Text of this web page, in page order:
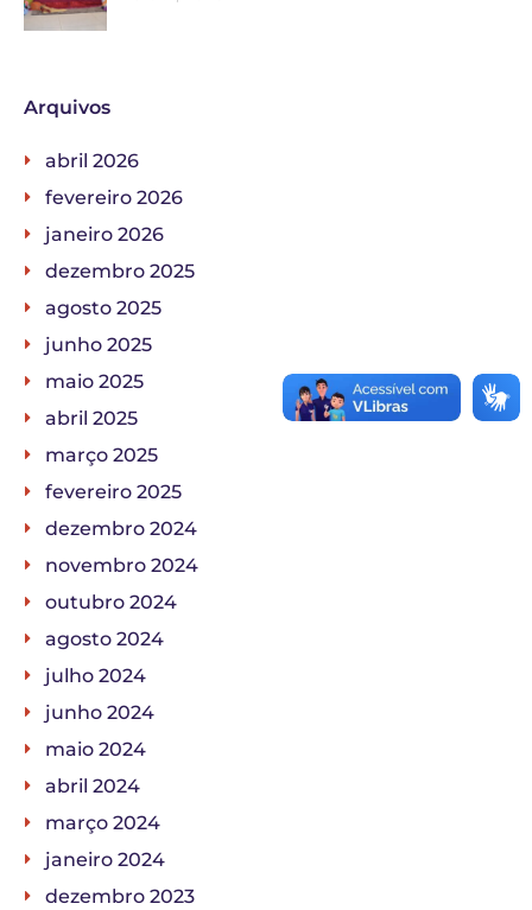
Arquivos
abril 2026
fevereiro 2026
janeiro 2026
dezembro 2025
agosto 2025
junho 2025
maio 2025
abril 2025
março 2025
fevereiro 2025
dezembro 2024
novembro 2024
outubro 2024
agosto 2024
julho 2024
junho 2024
maio 2024
abril 2024
março 2024
janeiro 2024
dezembro 2023